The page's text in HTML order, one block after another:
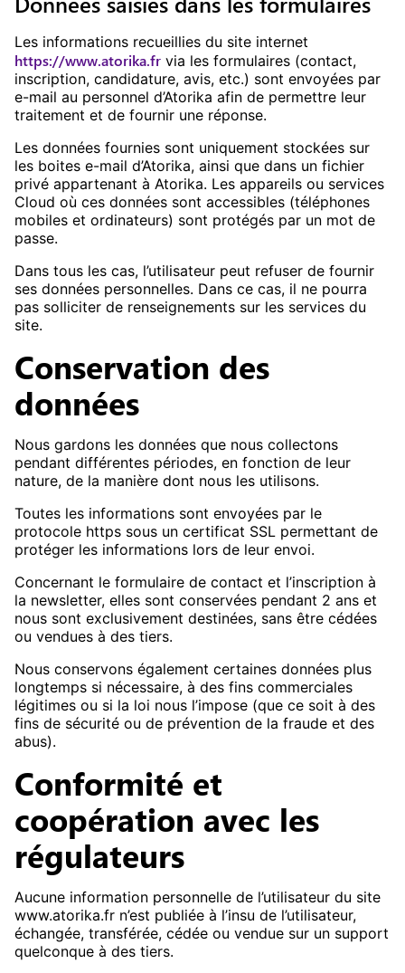
Les informations recueillies du site internet
https://www.atorika.fr via les formulaires (contact,
inscription, candidature, avis, etc.) sont envoyées par
e-mail au personnel d’Atorika afin de permettre leur
traitement et de fournir une réponse.
Les données fournies sont uniquement stockées sur
les boites e-mail d’Atorika, ainsi que dans un fichier
privé appartenant à Atorika. Les appareils ou services
Cloud où ces données sont accessibles (téléphones
mobiles et ordinateurs) sont protégés par un mot de
passe.
Dans tous les cas, l’utilisateur peut refuser de fournir
ses données personnelles. Dans ce cas, il ne pourra
pas solliciter de renseignements sur les services du
site.
Conservation des
données
Nous gardons les données que nous collectons
pendant différentes périodes, en fonction de leur
nature, de la manière dont nous les utilisons.
Toutes les informations sont envoyées par le
protocole https sous un certificat SSL permettant de
protéger les informations lors de leur envoi.
Concernant le formulaire de contact et l’inscription à
la newsletter, elles sont conservées pendant 2 ans et
nous sont exclusivement destinées, sans être cédées
ou vendues à des tiers.
Nous conservons également certaines données plus
longtemps si nécessaire, à des fins commerciales
légitimes ou si la loi nous l’impose (que ce soit à des
fins de sécurité ou de prévention de la fraude et des
abus).
Conformité et
coopération avec les
régulateurs
Aucune information personnelle de l’utilisateur du site
www.atorika.fr n’est publiée à l’insu de l’utilisateur,
échangée, transférée, cédée ou vendue sur un support
quelconque à des tiers.